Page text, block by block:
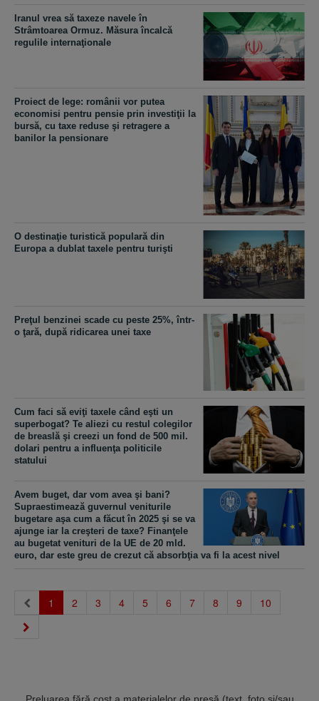
Iranul vrea să taxeze navele în
Strâmtoarea Ormuz. Măsura încalcă
regulile internaţionale
Proiect de lege: românii vor putea
economisi pentru pensie prin investiţii la
bursă, cu taxe reduse şi retragere a
banilor la pensionare
O destinaţie turistică populară din
Europa a dublat taxele pentru turişti
Preţul benzinei scade cu peste 25%, într-
o ţară, după ridicarea unei taxe
Cum faci să eviţi taxele când eşti un
superbogat? Te aliezi cu restul colegilor
de breaslă şi creezi un fond de 500 mil.
dolari pentru a influenţa politicile
statului
Avem buget, dar vom avea şi bani?
Supraestimează guvernul veniturile
bugetare aşa cum a făcut în 2025 şi se va
ajunge iar la creşteri de taxe? Finanţele
au bugetat venituri de la UE de 20 mld.
euro, dar este greu de crezut că absorbţia va fi la acest nivel
1 (current)
2 3 4 5 6 7 8 9 10